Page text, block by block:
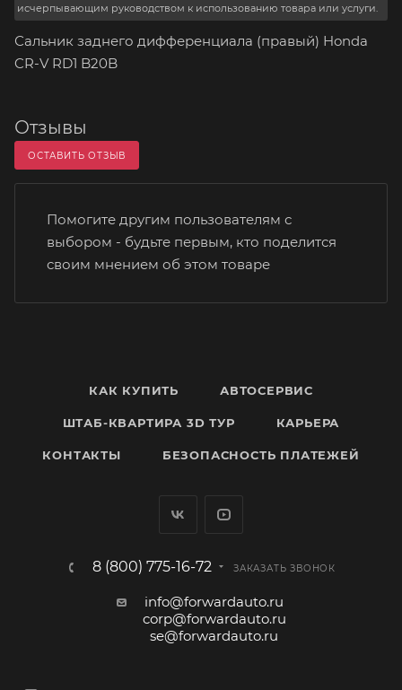
исчерпывающим руководством к использованию товара или услуги.
Сальник заднего дифференциала (правый) Honda
CR-V RD1 B20B
Отзывы
ОСТАВИТЬ ОТЗЫВ
Помогите другим пользователям с
выбором - будьте первым, кто поделится
своим мнением об этом товаре
КАК КУПИТЬ АВТОСЕРВИС
ШТАБ-КВАРТИРА 3D ТУР КАРЬЕРА
КОНТАКТЫ БЕЗОПАСНОСТЬ ПЛАТЕЖЕЙ
8 (800) 775-16-72 ЗАКАЗАТЬ ЗВОНОК
info@forwardauto.ru
corp@forwardauto.ru
se@forwardauto.ru